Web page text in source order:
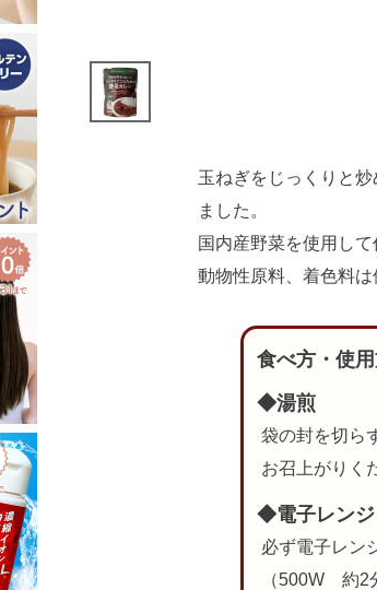
玉ねぎをじっくりと
ました。
国内産野菜を使用して
動物性原料、着色料
食べ方・使
◆湯煎
袋の封を切ら
お召上がりく
◆電子レンジ
必ず電子レン
（500W 約2